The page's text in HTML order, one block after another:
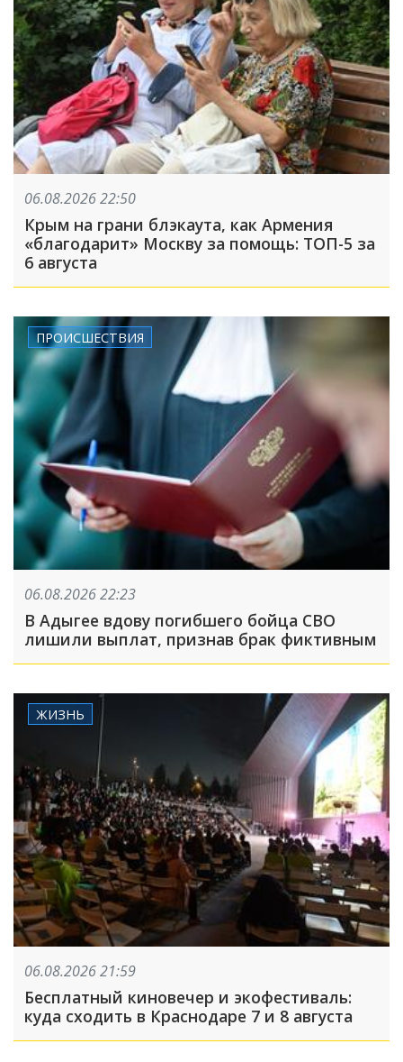
06.08.2026 22:50
Крым на грани блэкаута, как Армения
«благодарит» Москву за помощь: ТОП-5 за
6 августа
ПРОИСШЕСТВИЯ
06.08.2026 22:23
В Адыгее вдову погибшего бойца СВО
лишили выплат, признав брак фиктивным
ЖИЗНЬ
06.08.2026 21:59
Бесплатный киновечер и экофестиваль:
куда сходить в Краснодаре 7 и 8 августа